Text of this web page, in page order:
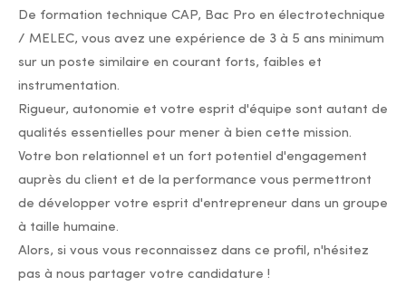
De formation technique CAP, Bac Pro en électrotechnique
/ MELEC, vous avez une expérience de 3 à 5 ans minimum
sur un poste similaire en courant forts, faibles et
instrumentation.
Rigueur, autonomie et votre esprit d'équipe sont autant de
qualités essentielles pour mener à bien cette mission.
Votre bon relationnel et un fort potentiel d'engagement
auprès du client et de la performance vous permettront
de développer votre esprit d'entrepreneur dans un groupe
à taille humaine.
Alors, si vous vous reconnaissez dans ce profil, n'hésitez
pas à nous partager votre candidature !